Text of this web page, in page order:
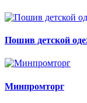
Пошив детской
Минпромторг